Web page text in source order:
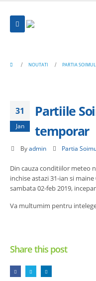
NOUTATI PARTIA SOIMUL
31
Jan
Partiile
temporar
By admin Partia
Din cauza conditiilor meteo
inchise astazi 31-ian si
sambata 02-feb 2019,
Va multumim pentru
Share this post